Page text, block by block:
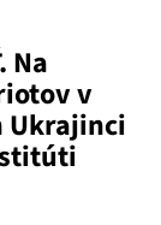
Na
v
Ukrajinci